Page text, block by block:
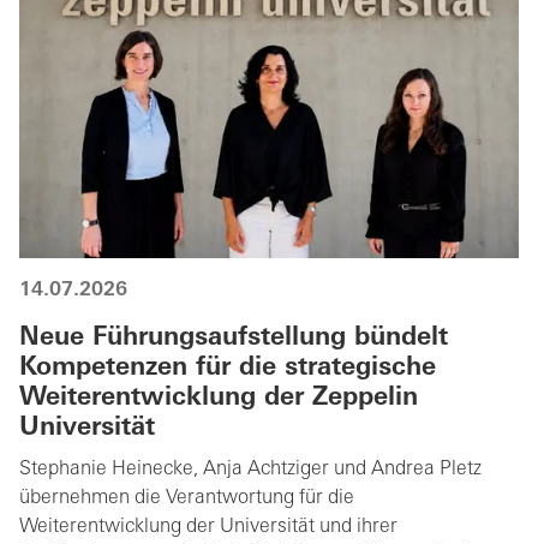
14.07.2026
Neue Führungsaufstellung bündelt
Kompetenzen für die strategische
Weiterentwicklung der Zeppelin
Universität
Stephanie Heinecke, Anja Achtziger und Andrea Pletz
übernehmen die Verantwortung für die
Weiterentwicklung der Universität und ihrer